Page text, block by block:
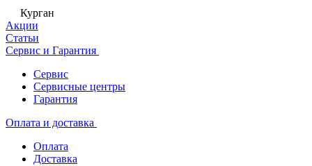
Курган
Акции
Статьи
Сервис и Гарантия
Сервис
Сервисные центры
Гарантия
Оплата и доставка
Оплата
Доставка